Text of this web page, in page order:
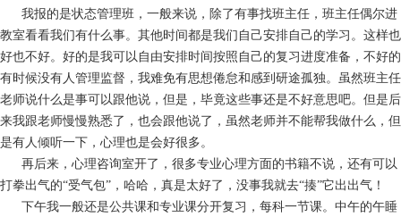
我报的是状态管理班，一般来说，除了有事找班主任，班主任偶尔进
教室看看我们有什么事。其他时间都是我们自己安排自己的学习。这样也
好也不好。好的是我可以自由安排时间按照自己的复习进度准备，不好的
有时候没有人管理监督，我难免有思想倦怠和感到研途孤独。虽然班主任
老师说什么是事可以跟他说，但是，毕竟这些事还是不好意思吧。但是后
来我跟老师慢慢熟悉了，也会跟他说了，虽然老师并不能帮我做什么，但
是有人倾听一下，心理也是会好很多。
再后来，心理咨询室开了，很多专业心理方面的书籍不说，还有可以
打拳出气的“受气包”，哈哈，真是太好了，没事我就去“揍”它出出气！
下午我一般还是公共课和专业课分开复习，每科一节课。中午的午睡